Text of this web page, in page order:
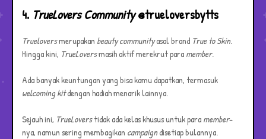
4. TrueLovers Community@trueloversbytts
Trueloversmerupakan beauty communityasal brand True to Skin.
Hingga kini, TrueLoversmasih aktif merekrut paramember.
Ada banyak keuntungan yang bisa kamu dapatkan, termasuk
welcoming kitdengan hadiah menarik lainnya.
Sejauh ini, TrueLoverstidak ada kelas khusus untuk paramember-
nya, namun sering membagikan campaigndisetiap bulannya.